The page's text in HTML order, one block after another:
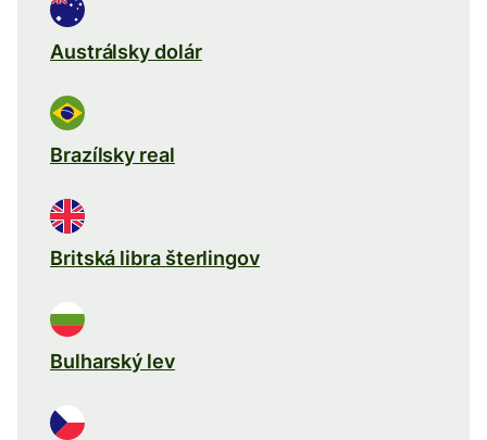
Austrálsky dolár
Brazílsky real
Britská libra šterlingov
Bulharský lev